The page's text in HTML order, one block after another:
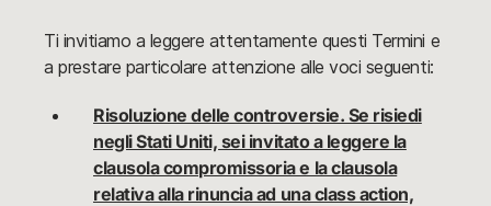
Ti invitiamo a leggere attentamente questi Termini e
a prestare particolare attenzione alle voci seguenti:
Risoluzione delle controversie. Se risiedi
negli Stati Uniti, sei invitato a leggere la
clausola compromissoria e la clausola
relativa alla rinuncia ad una class action,